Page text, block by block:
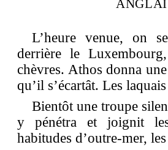
L’heure venue, on
derrière le
chèvres. Athos donna
qu’il s’écartât. Les
Bientôt une troupe
y pénétra et joignit
habitudes d’outre-mer,